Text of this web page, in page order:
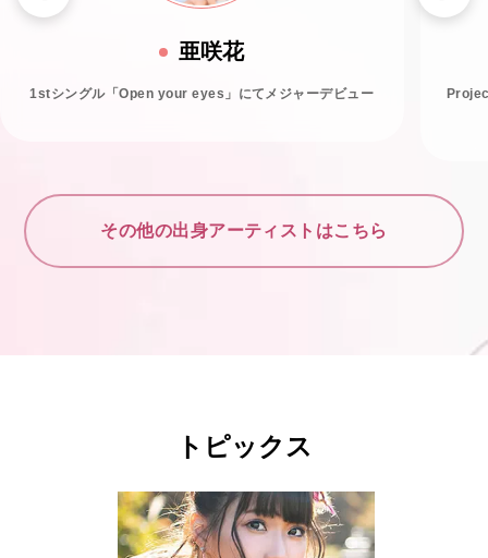
亜咲花
1stシングル「Open your eyes」にてメジャーデビュー
その他の出身アーティストはこちら
トピックス